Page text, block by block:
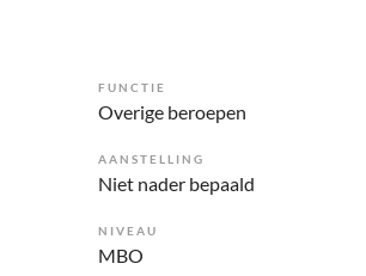
FUNCTIE
Overige beroepen
AANSTELLING
Niet nader bepaald
NIVEAU
MBO